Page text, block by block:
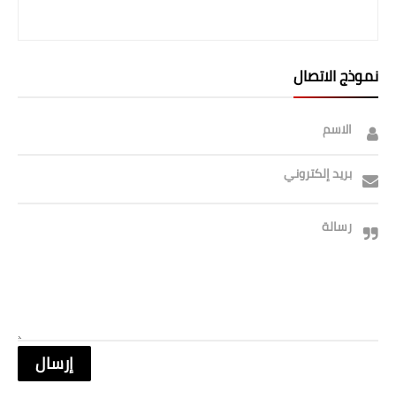
نموذج الاتصال
الاسم
بريد إلكتروني
رسالة